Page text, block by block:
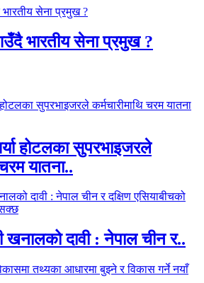
भारतीय सेना प्रमुख ?
होटलका सुपरभाइजरले
यातना..
खनालको दावी : नेपाल चीन र..